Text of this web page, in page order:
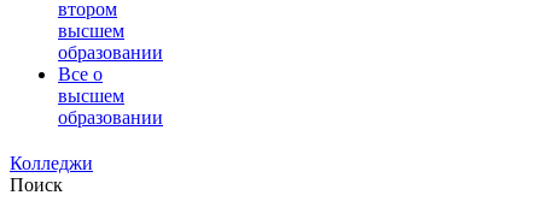
втором
высшем
образовании
Все о
высшем
образовании
Колледжи
Поиск